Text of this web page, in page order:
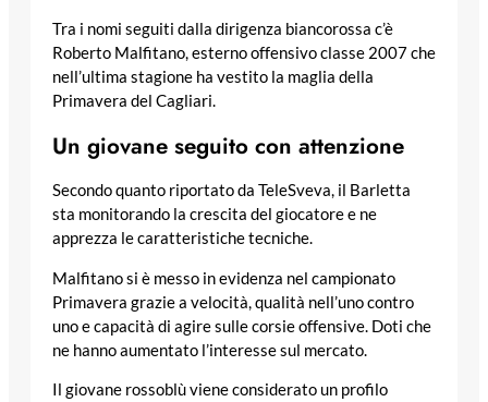
Tra i nomi seguiti dalla dirigenza biancorossa c’è
Roberto Malfitano, esterno offensivo classe 2007 che
nell’ultima stagione ha vestito la maglia della
Primavera del Cagliari.
Un giovane seguito con attenzione
Secondo quanto riportato da TeleSveva, il Barletta
sta monitorando la crescita del giocatore e ne
apprezza le caratteristiche tecniche.
Malfitano si è messo in evidenza nel campionato
Primavera grazie a velocità, qualità nell’uno contro
uno e capacità di agire sulle corsie offensive. Doti che
ne hanno aumentato l’interesse sul mercato.
Il giovane rossoblù viene considerato un profilo